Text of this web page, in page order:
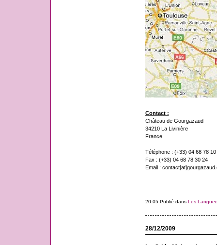
Contact :
Château de Gourgazaud
34210 La Livinière
France
Téléphone : (+33) 04 68 78 10
Fax : (+33) 04 68 78 30 24
Email :
20:05 Publié dans Les
28/12/2009